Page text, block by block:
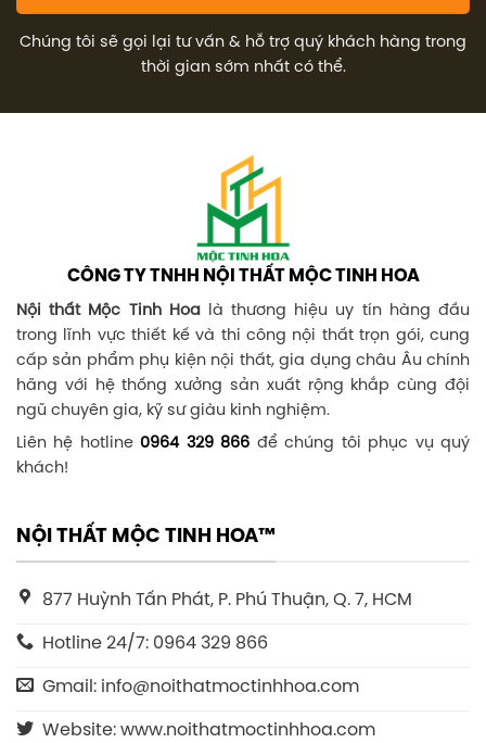
Chúng tôi sẽ gọi lại tư vấn & hỗ trợ quý khách hàng trong
thời gian sớm nhất có thể.
CÔNG TY TNHH NỘI THẤT MỘC TINH HOA
Nội thất Mộc Tinh Hoalà thương hiệu uy tín hàng đầu
trong lĩnh vực thiết kế và thi công nội thất trọn gói, cung
cấp sản phẩm phụ kiện nội thất, gia dụng châu Âu chính
hãng với hệ thống xưởng sản xuất rộng khắp cùng đội
ngũ chuyên gia, kỹ sư giàu kinh nghiệm.
Liên hệ hotline 0964 329 866 để chúng tôi phục vụ quý
khách!
NỘI THẤT MỘC TINH HOA™
877 Huỳnh Tấn Phát, P. Phú Thuận, Q. 7, HCM
Hotline 24/7: 0964 329 866
Gmail: info@noithatmoctinhhoa.com
Website: www.noithatmoctinhhoa.com